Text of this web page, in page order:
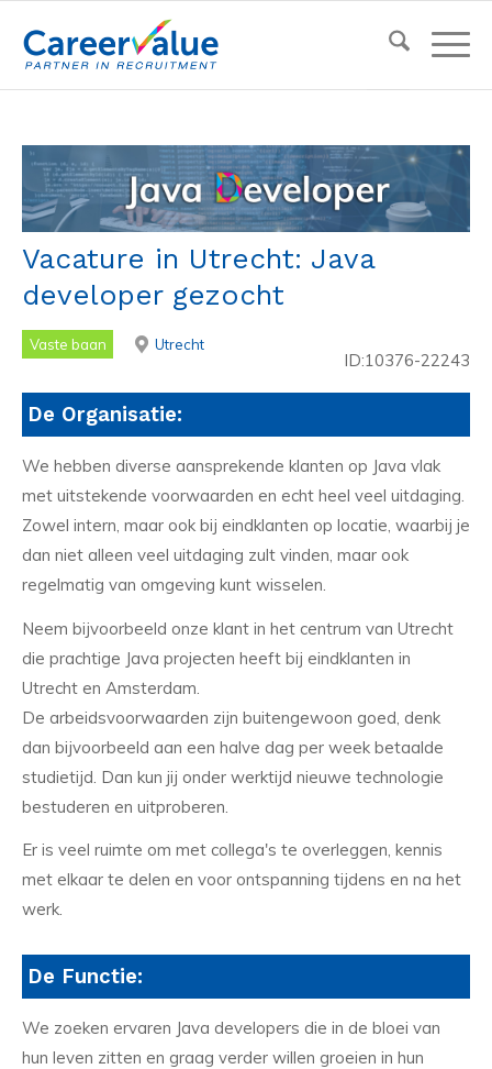
Vacature in Utrecht: Java
developer gezocht
Vaste baan Utrecht
ID:10376-22243
De Organisatie:
We hebben diverse aansprekende klanten op Java vlak
met uitstekende voorwaarden en echt heel veel uitdaging.
Zowel intern, maar ook bij eindklanten op locatie, waarbij je
dan niet alleen veel uitdaging zult vinden, maar ook
regelmatig van omgeving kunt wisselen.
Neem bijvoorbeeld onze klant in het centrum van Utrecht
die prachtige Java projecten heeft bij eindklanten in
Utrecht en Amsterdam.
De arbeidsvoorwaarden zijn buitengewoon goed, denk
dan bijvoorbeeld aan een halve dag per week betaalde
studietijd. Dan kun jij onder werktijd nieuwe technologie
bestuderen en uitproberen.
Er is veel ruimte om met collega's te overleggen, kennis
met elkaar te delen en voor ontspanning tijdens en na het
werk.
De Functie:
We zoeken ervaren Java developers die in de bloei van
hun leven zitten en graag verder willen groeien in hun